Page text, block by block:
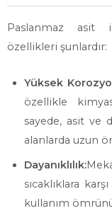
Paslanmaz asit
özellikleri şunlardır:
Yüksek
özellikle
sayede, asit ve
alanlarda uzun
Dayanıklılık:
sıcaklıklara
kullanım